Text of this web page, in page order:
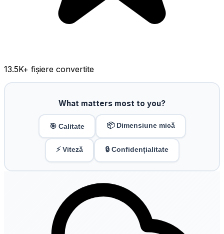
13.5K+ fișiere convertite
What matters most to you?
🎯 Calitate 📦 Dimensiune mică
⚡ Viteză 🔒 Confidențialitate